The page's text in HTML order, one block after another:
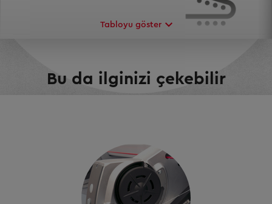
Tabloyu göster
Bu da ilginizi çekebilir